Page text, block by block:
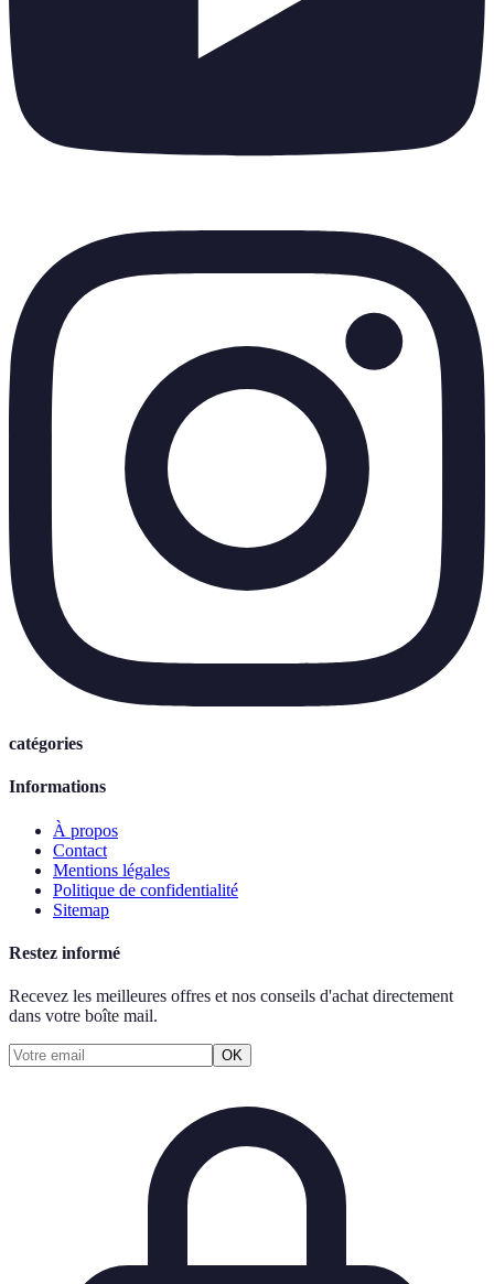
catégories
Informations
À propos
Contact
Mentions légales
Politique de confidentialité
Sitemap
Restez informé
Recevez les meilleures offres et nos conseils d'achat directement
dans votre boîte mail.
OK